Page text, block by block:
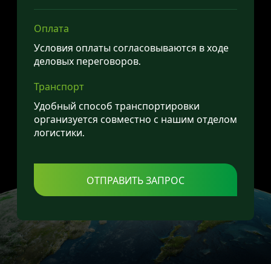
Оплата
Условия оплаты согласовываются в ходе
деловых переговоров.
Транспорт
Удобный способ транспортировки
организуется совместно с нашим отделом
логистики.
ОТПРАВИТЬ ЗАПРОС